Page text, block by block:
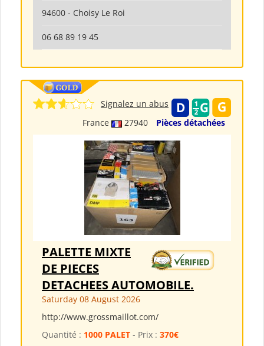
94600 - Choisy Le Roi
06 68 89 19 45
France 27940 Pièces détachées
Signalez un abus
PALETTE MIXTE
DE PIECES
DETACHEES AUTOMOBILE.
Saturday 08 August 2026
http://www.grossmaillot.com/
Quantité : 1000 PALET - Prix : 370€